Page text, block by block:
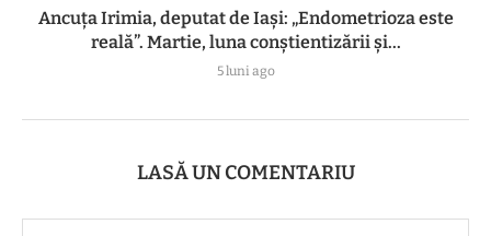
Ancuța Irimia, deputat de Iași: „Endometrioza este
reală”. Martie, luna conștientizării și...
5 luni ago
LASĂ UN COMENTARIU